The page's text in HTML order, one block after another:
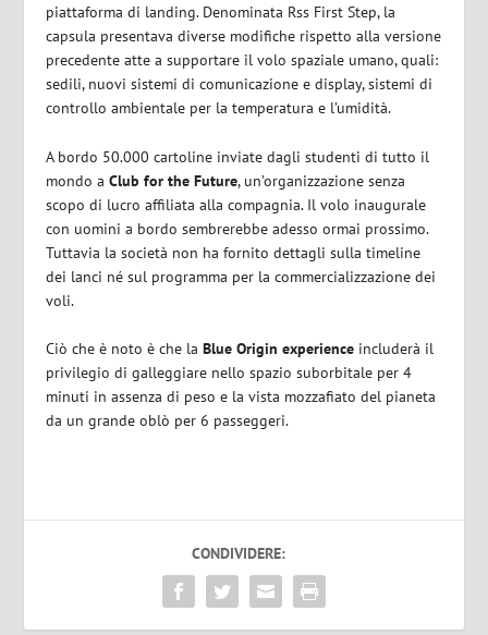
piattaforma di landing. Denominata Rss First Step, la
capsula presentava diverse modifiche rispetto alla versione
precedente atte a supportare il volo spaziale umano, quali:
sedili, nuovi sistemi di comunicazione e display, sistemi di
controllo ambientale per la temperatura e l’umidità.
A bordo 50.000 cartoline inviate dagli studenti di tutto il
mondo aClub for the Future, un’organizzazione senza
scopo di lucro affiliata alla compagnia. Il volo inaugurale
con uomini a bordo sembrerebbe adesso ormai prossimo.
Tuttavia la società non ha fornito dettagli sulla timeline
dei lanci né sul programma per la commercializzazione dei
voli.
Ciò che è noto è che la Blue Origin experience includerà il
privilegio di galleggiare nello spazio suborbitale per 4
minuti in assenza di peso e la vista mozzafiato del pianeta
da un grande oblò per 6 passeggeri.
CONDIVIDERE: